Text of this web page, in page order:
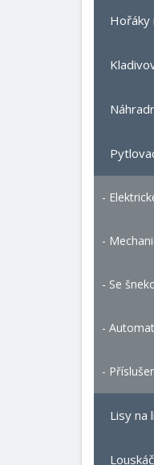
Hořáky
-
-
- Se
-
-
Lisy na